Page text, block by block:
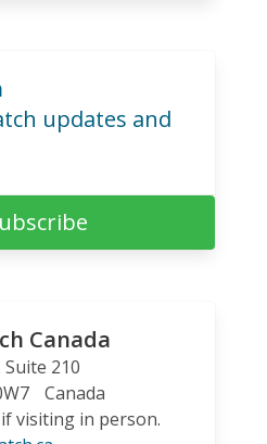
updates and
Canada
210
Canada
visiting in person.